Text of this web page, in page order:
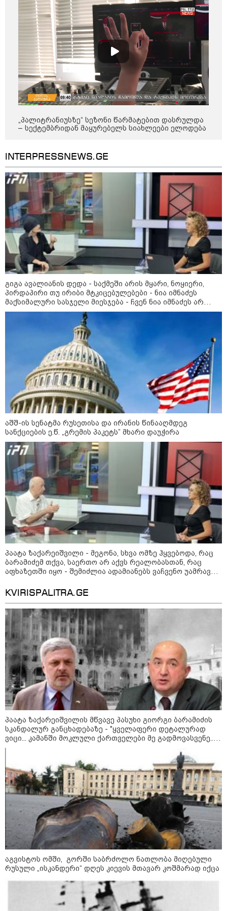
დადგომამდე
ფული ამ ზოდიაქოს ნიშნების
ხელში აღმოჩნდება: ვინ
გამდიდრდება?
შემდეგ: მილიონერების
სტილისტის 8 ოქროს წესი და
აუცილებელი სამოსი
მსოფლიო
09:52 / 07-08-2026
"რაკეტები ჩვენც გვჭირდება" - დონალდ
ტრამპი უკრაინისთვის Patriot-ის
რაკეტების გაგზავნაზე
22:45 / 07-08-2026
14 წლის მოზარდმა საკუთარი
პაპა და ბებია მოკლა, შემდეგ კი
სკოლაში ცეცხლი გახსნა - რა
დეტალები ხდება ცნობილი
ბანგკოკში მომხდარი
ტრაგედიიდან
13:24 / 07-08-2026
ევროპაში საწვავის ფასები
მკვეთრად შეიცვალა - რომელ
ქვეყნებშია ბენზინი ყველაზე
ძვირი და ყველაზე იაფი
09:05 / 07-08-2026
მკვლელობა პირდაპირ ეთერში:
ცნობილ "ტიკტოკერს" ლაივის
დროს ესროლეს, ის ადგილზე
გარდაიცვალა - რას ამბობს
მომხდარზე მექსიკის პოლიცია
23:15 / 06-08-2026
“არ მინდა, ბაიდენივით
სცენიდან გადავარდეს“ -
დონალდ ტრამპის სიტყვით
სახალისო შემთხვევის მოწმენი
გახდნენ
გიგა ავალიანის დედა - საქმეში
არის მყარი, ნოყიერი, პირდაპირი
თუ ირიბი მტკიცებულებები - ნია
მიესჯება - ჩვენ ნია იმნაძეს არ
ვედავებით იმას, რომ ეუბნება:
“წადი, მოკალი“, ეს დაკვეთაა, ჩვენ
ვამბობთ, წაქეზებას,
მანიპულირებას
აშშ-ის სენატმა რუსეთისა და
ირანის წინააღმდეგ სანქციების
ე.წ. „გრემის პაკეტს” მხარი
„პალიტრანიუსზე“ სეზონი წარმატებით დასრულდა
– სექტემბრიდან მაყურებელს სიახლეები ელოდება
INTERPRESSNEWS.GE
გიგა ავალიანის დედა - საქმეში არის მყარი, ნოყიერი,
პირდაპირი თუ ირიბი მტკიცებულებები - ნია იმნაძეს
მაქსიმალური სასჯელი მიესჯება - ჩვენ ნია იმნაძეს არ
ვედავებით იმას, რომ ეუბნება: “წადი, მოკალი“, ეს
დაკვეთაა, ჩვენ ვამბობთ, წაქეზებას, მანიპულირებას
აშშ-ის სენატმა რუსეთისა და ირანის წინააღმდეგ
სანქციების ე.წ. „გრემის პაკეტს” მხარი დაუჭირა
პაატა ზაქარეიშვილი - მეგონა, სხვა ომზე ჰყვებოდა, რაც
ბარამიძემ თქვა, საერთო არ აქვს რეალობასთან, რაც
აფხაზეთში იყო - შემიძლია ადამიანებს ვაჩვენო უამრავი
KVIRISPALITRA.GE
პაატა ზაქარეიშვილის მწვავე პასუხი გიორგი ბარამიძის
სკანდალურ განცხადებაზე - "ყველაფერი დეტალურად
ვიცი... კამანში მოკლული ქართველები მე გადმოვასვენე...
ბარამიძე კი ტყუის"
აგვისტოს ომში, გორში საბრძოლო ნათლობა მიღებული
რუსული „ისკანდერი“ დღეს კიევის მთავარ კოშმარად იქცა